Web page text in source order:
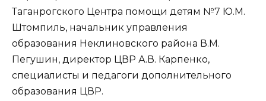
Таганрогского Центра помощи детям №7 Ю.М.
Штомпиль, начальник управления
образования Неклиновского района В.М.
Пегушин, директор ЦВР А.В. Карпенко,
специалисты и педагоги дополнительного
образования ЦВР.